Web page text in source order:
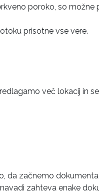
poroko, so možne
prisotne vse vere.
več lokacij in
da začnemo
zahteva enake